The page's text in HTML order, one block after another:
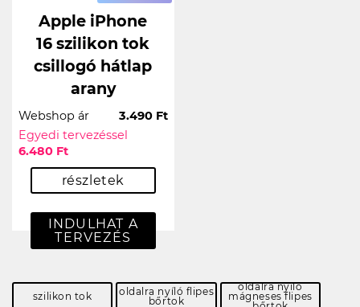
Apple iPhone
16 szilikon tok
csillogó hátlap
arany
Webshop ár
3.490 Ft
Egyedi tervezéssel
6.480 Ft
részletek
INDULHAT A
TERVEZÉS
szilikon tok
oldalra nyíló flipes
bőrtok
oldalra nyíló
mágneses flipes